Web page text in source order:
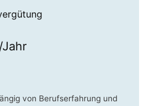
/Jahr
von Berufserfahrung und